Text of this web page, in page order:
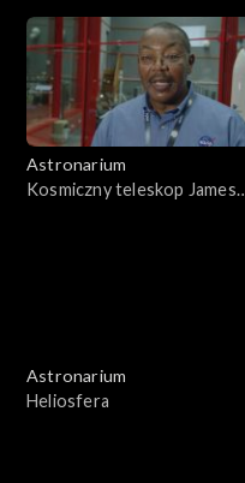
Astronarium
Kosmiczny teleskop Jamesa
Astronarium
Heliosfera